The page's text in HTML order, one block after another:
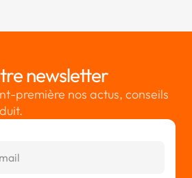
newsletter
première nos actus, conseils